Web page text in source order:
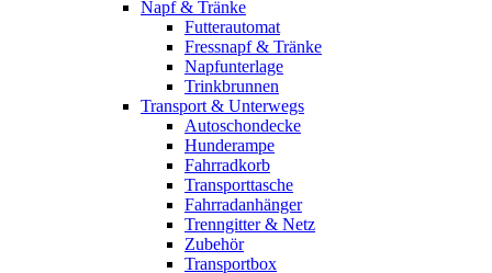
Napf & Tränke
Futterautomat
Fressnapf & Tränke
Napfunterlage
Trinkbrunnen
Transport & Unterwegs
Autoschondecke
Hunderampe
Fahrradkorb
Transporttasche
Fahrradanhänger
Trenngitter & Netz
Zubehör
Transportbox